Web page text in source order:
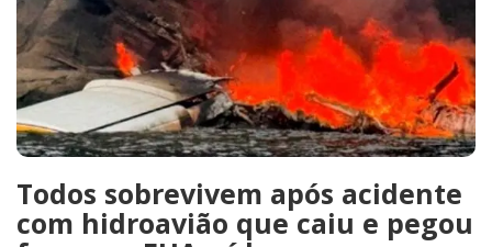
Todos sobrevivem após acidente
com hidroavião que caiu e pegou